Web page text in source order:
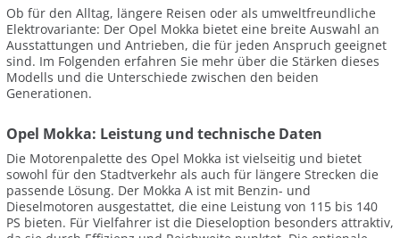
Ob für den Alltag, längere Reisen oder als umweltfreundliche
Elektrovariante: Der Opel Mokka bietet eine breite Auswahl an
Ausstattungen und Antrieben, die für jeden Anspruch geeignet
sind. Im Folgenden erfahren Sie mehr über die Stärken dieses
Modells und die Unterschiede zwischen den beiden
Generationen.
Opel Mokka: Leistung und technische Daten
Die Motorenpalette des Opel Mokka ist vielseitig und bietet
sowohl für den Stadtverkehr als auch für längere Strecken die
passende Lösung. Der Mokka A ist mit Benzin- und
Dieselmotoren ausgestattet, die eine Leistung von 115 bis 140
PS bieten. Für Vielfahrer ist die Dieseloption besonders attraktiv,